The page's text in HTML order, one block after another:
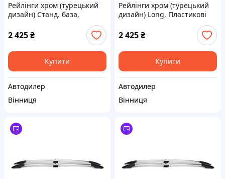
Рейлінги хром (турецький
дизайн) Станд. база,
Citroen Berlingo/Multispace
2018- рр
2 425₴
Купити
Автодилер
Вінниця
Рейлінги хром (турецький
дизайн) Long, Пластикові
ніжки для Toyota Proace City
2016- рр
2 425₴
Купити
Автодилер
Вінниця